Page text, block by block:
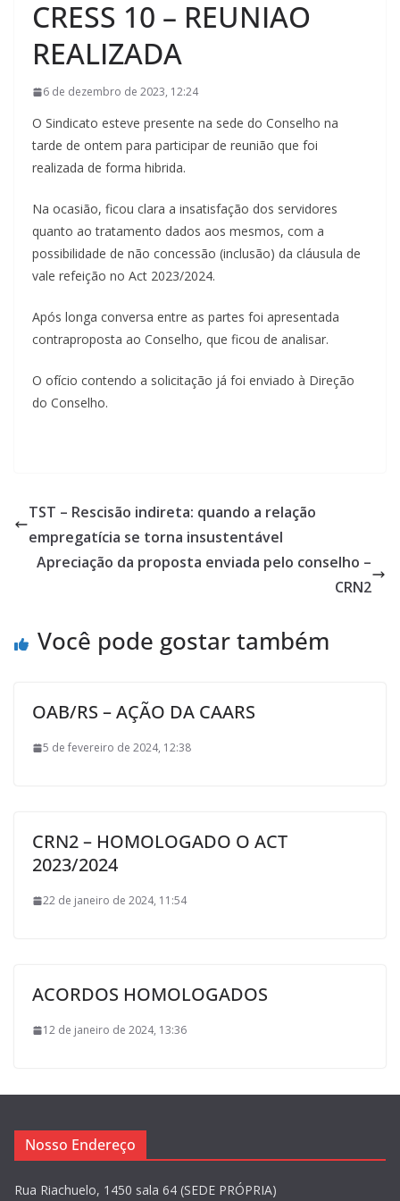
CRESS 10 – REUNIAO
REALIZADA
6 de dezembro de 2023, 12:24
O Sindicato esteve presente na sede do Conselho na
tarde de ontem para participar de reunião que foi
realizada de forma hibrida.
Na ocasião, ficou clara a insatisfação dos servidores
quanto ao tratamento dados aos mesmos, com a
possibilidade de não concessão (inclusão) da cláusula de
vale refeição no Act 2023/2024.
Após longa conversa entre as partes foi apresentada
contraproposta ao Conselho, que ficou de analisar.
O ofício contendo a solicitação já foi enviado à Direção
do Conselho.
TST – Rescisão indireta: quando a relação
empregatícia se torna insustentável
Apreciação da proposta enviada pelo conselho –
CRN2
Você pode gostar também
OAB/RS – AÇÃO DA CAARS
5 de fevereiro de 2024, 12:38
CRN2 – HOMOLOGADO O ACT
2023/2024
22 de janeiro de 2024, 11:54
ACORDOS HOMOLOGADOS
12 de janeiro de 2024, 13:36
Nosso Endereço
Rua Riachuelo, 1450 sala 64 (SEDE PRÓPRIA)